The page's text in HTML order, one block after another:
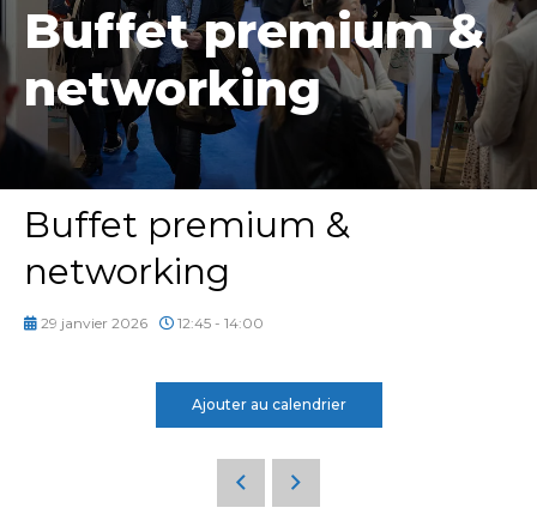
Buffet premium &
networking
Buffet premium &
networking
29 janvier 2026 12:45 - 14:00
Ajouter au calendrier